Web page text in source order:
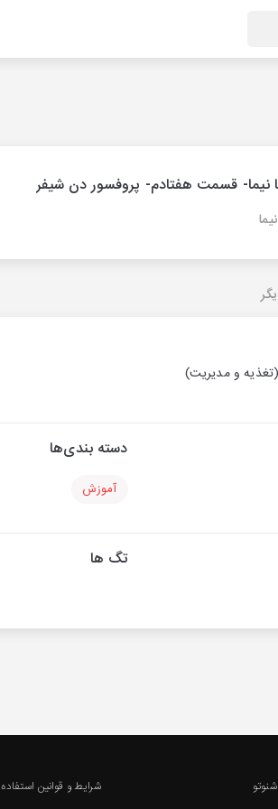
نیما- قسمت هفتادم- پروفسور دن شیفر
و مدیریت)
دسته بندی‌ها
آموزش
تگ ها
شرایط و قوانین استفاده